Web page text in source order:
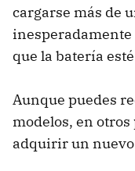
cargarse más de
inesperadamente
que la batería
Aunque puedes
modelos, en
adquirir un